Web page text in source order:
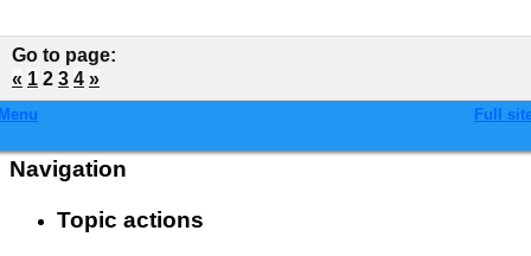
Go to page:
« 1 2 3 4 »
Full
Navigation
Topic actions